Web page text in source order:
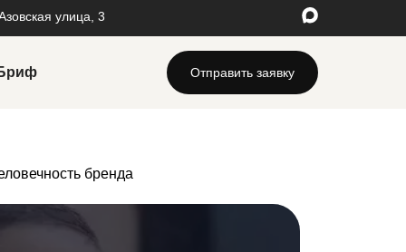
улица, 3
Отправить заявку
бренда